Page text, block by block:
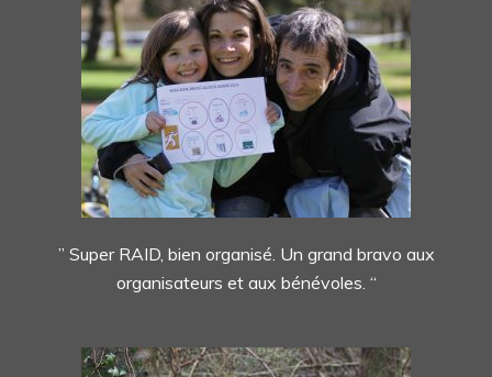
” Super RAID, bien organisé. Un grand bravo aux
organisateurs et aux bénévoles. “